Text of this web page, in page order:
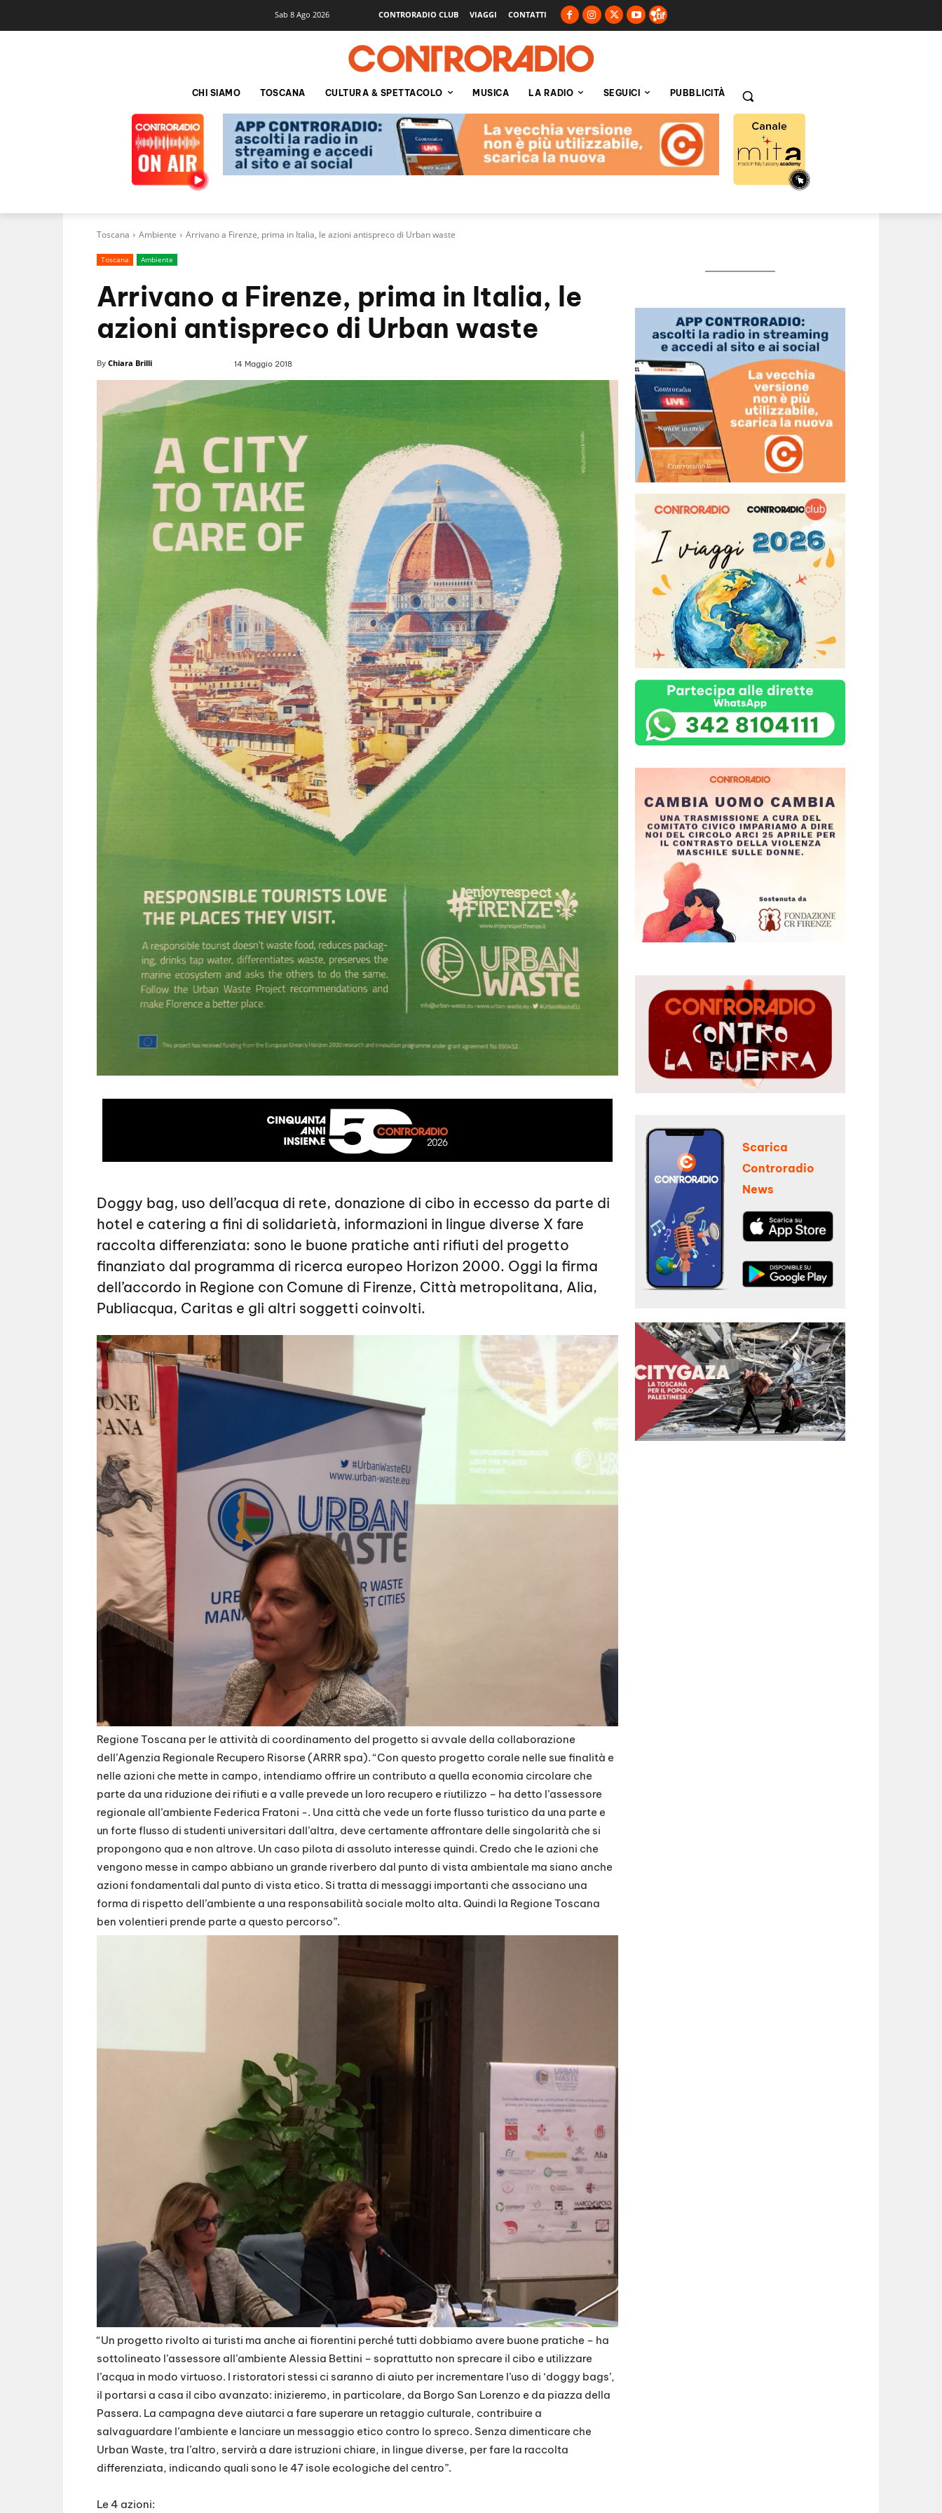
Sab 8 Ago 2026 CONTRORADIO CLUB VIAGGI CONTATTI
CHI SIAMO TOSCANA CULTURA & SPETTACOLO MUSICA LA RADIO SEGUICI PUBBLICITÀ
Toscana Ambiente Arrivano a Firenze, prima in Italia, le azioni antispreco di Urban waste
Toscana Ambiente
Arrivano a Firenze, prima in Italia, le
azioni antispreco di Urban waste
By Chiara Brilli 14 Maggio 2018
Doggy bag, uso dell’acqua di rete, donazione di cibo in eccesso da parte di
hotel e catering a fini di solidarietà, informazioni in lingue diverse X fare
raccolta differenziata: sono le buone pratiche anti rifiuti del progetto
finanziato dal programma di ricerca europeo Horizon 2000. Oggi la firma
dell’accordo in Regione con Comune di Firenze, Città metropolitana, Alia,
Publiacqua, Caritas e gli altri soggetti coinvolti.
Regione Toscana per le attività di coordinamento del progetto si avvale della collaborazione
dell’Agenzia Regionale Recupero Risorse (ARRR spa). “Con questo progetto corale nelle sue finalità e
nelle azioni che mette in campo, intendiamo offrire un contributo a quella economia circolare che
parte da una riduzione dei rifiuti e a valle prevede un loro recupero e riutilizzo – ha detto l’assessore
regionale all’ambiente Federica Fratoni -. Una città che vede un forte flusso turistico da una parte e
un forte flusso di studenti universitari dall’altra, deve certamente affrontare delle singolarità che si
propongono qua e non altrove. Un caso pilota di assoluto interesse quindi. Credo che le azioni che
vengono messe in campo abbiano un grande riverbero dal punto di vista ambientale ma siano anche
azioni fondamentali dal punto di vista etico. Si tratta di messaggi importanti che associano una
forma di rispetto dell’ambiente a una responsabilità sociale molto alta. Quindi la Regione Toscana
ben volentieri prende parte a questo percorso”.
“Un progetto rivolto ai turisti ma anche ai fiorentini perché tutti dobbiamo avere buone pratiche – ha
sottolineato l’assessore all’ambiente Alessia Bettini – soprattutto non sprecare il cibo e utilizzare
l’acqua in modo virtuoso. I ristoratori stessi ci saranno di aiuto per incrementare l’uso di ‘doggy bags’,
il portarsi a casa il cibo avanzato: inizieremo, in particolare, da Borgo San Lorenzo e da piazza della
Passera. La campagna deve aiutarci a fare superare un retaggio culturale, contribuire a
salvaguardare l’ambiente e lanciare un messaggio etico contro lo spreco. Senza dimenticare che
Urban Waste, tra l’altro, servirà a dare istruzioni chiare, in lingue diverse, per fare la raccolta
differenziata, indicando quali sono le 47 isole ecologiche del centro”.
Le 4 azioni:
Scarica
Controradio
News